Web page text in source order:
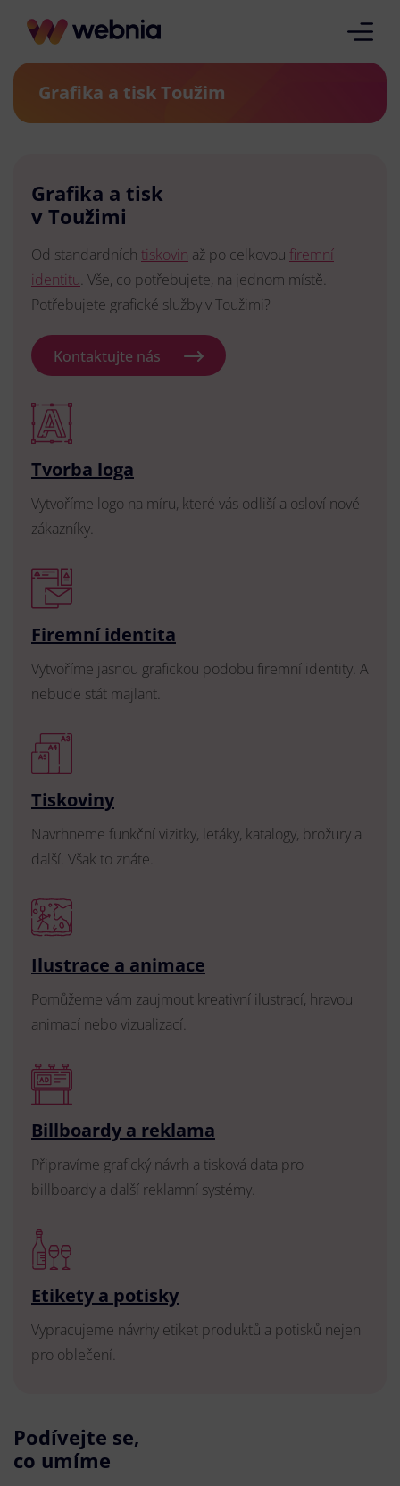
Grafika a tisk Toužim
Grafika a tisk
v Toužimi
Od standardních tiskovin až po celkovou firemní
identitu. Vše, co potřebujete, na jednom místě.
Potřebujete grafické služby v Toužimi?
Kontaktujte nás
Tvorba loga
Vytvoříme logo na míru, které vás odliší a osloví nové
zákazníky.
Firemní identita
Vytvoříme jasnou grafickou podobu firemní identity. A
nebude stát majlant.
Tiskoviny
Navrhneme funkční vizitky, letáky, katalogy, brožury a
další. Však to znáte.
Ilustrace a animace
Pomůžeme vám zaujmout kreativní ilustrací, hravou
animací nebo vizualizací.
Billboardy a reklama
Připravíme grafický návrh a tisková data pro
billboardy a další reklamní systémy.
Etikety a potisky
Vypracujeme návrhy etiket produktů a potisků nejen
pro oblečení.
Podívejte se,
co umíme